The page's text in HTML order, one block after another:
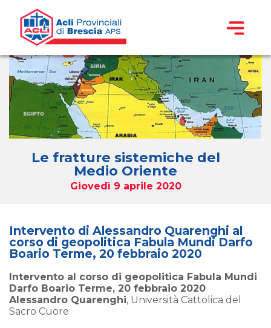
Le fratture sistemiche del
Medio Oriente
Giovedì 9 aprile 2020
Intervento di Alessandro Quarenghi al
corso di geopolitica Fabula Mundi Darfo
Boario Terme, 20 febbraio 2020
Intervento al corso di geopolitica Fabula Mundi
Darfo Boario Terme, 20 febbraio 2020
Alessandro Quarenghi, Università Cattolica del
Sacro Cuore